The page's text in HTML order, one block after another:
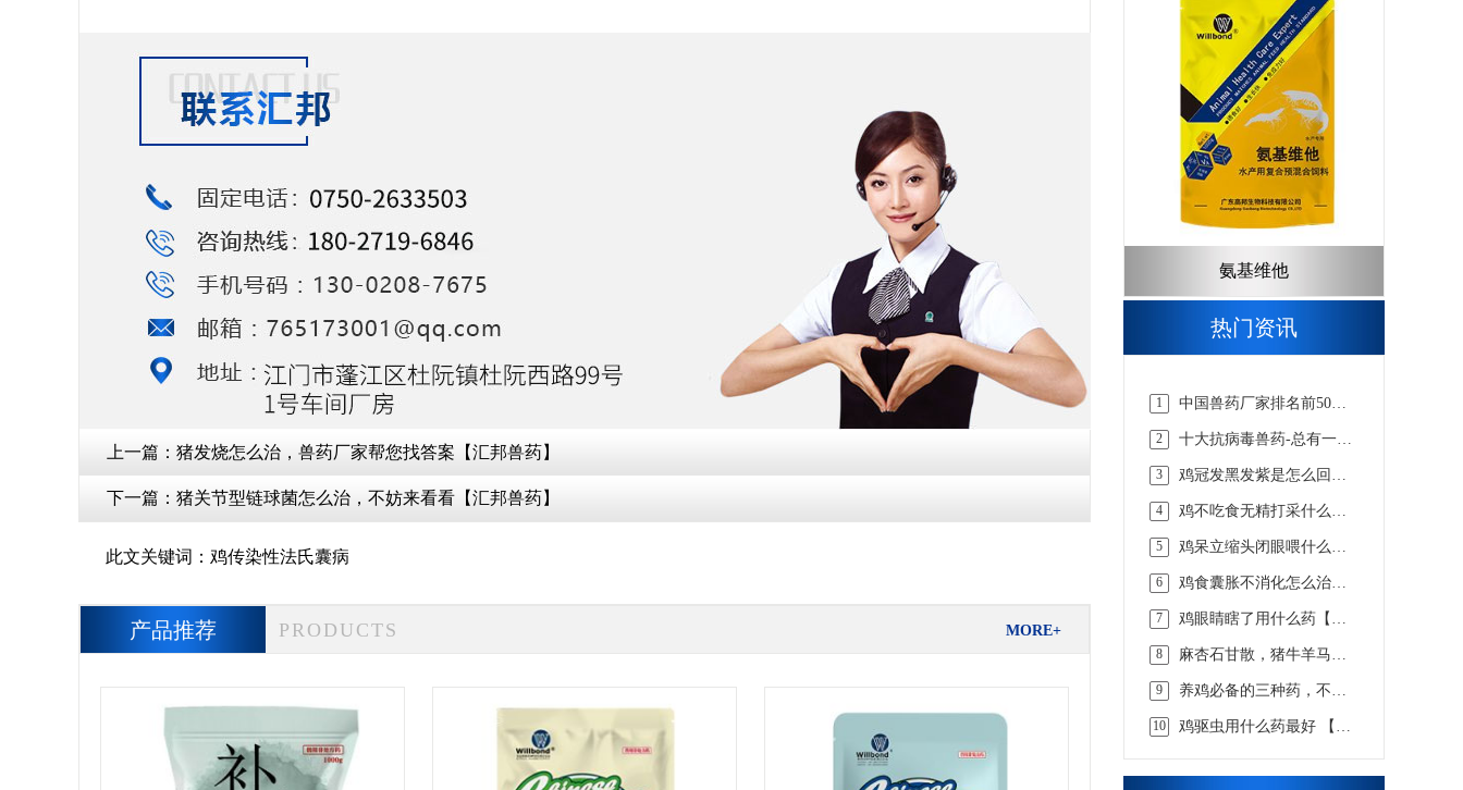
上一篇： 猪发烧怎么治，兽药厂家帮您找答案【汇邦兽药】
下一篇： 猪关节型链球菌怎么治，不妨来看看【汇邦兽药】
此文关键词： 鸡传染性法氏囊病
产品推荐 PRODUCTS MORE+
氨基维他
热门资讯
1
中国兽药厂家排名前50
药】
2
十大抗病毒兽药-总有一款
3
鸡冠发黑发紫是怎么回事
合适 【汇邦兽药】
4
鸡不吃食无精打采什么病
5
鸡呆立缩头闭眼喂什么药
6
鸡食囊胀不消化怎么治，
药】
7
鸡眼睛瞎了用什么药【汇
8
麻杏石甘散，猪牛羊马兔
9
养鸡必备的三种药，不知
10
鸡驱虫用什么药最好 【汇